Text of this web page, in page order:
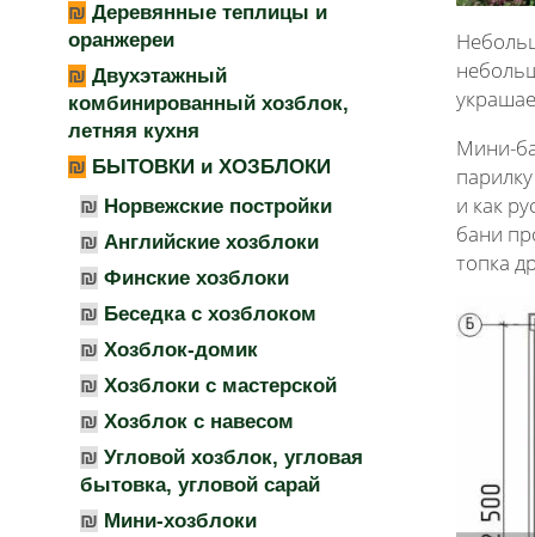
Мини-
и как
бани
топка
Деревянные теплицы и
оранжереи
Двухэтажный
комбинированный хозблок,
летняя кухня
БЫТОВКИ и ХОЗБЛОКИ
Норвежские постройки
Английские хозблоки
Финские хозблоки
Беседка с хозблоком
Хозблок-домик
Хозблоки с мастерской
Хозблок с навесом
Угловой хозблок, угловая
бытовка, угловой сарай
Мини-хозблоки